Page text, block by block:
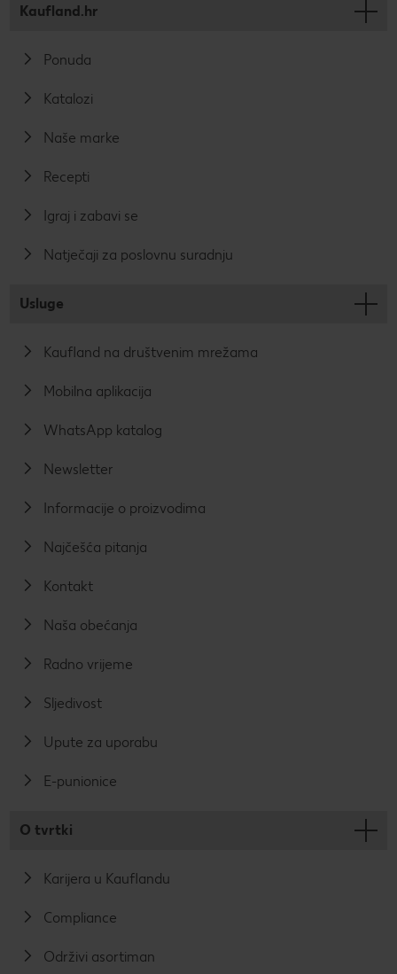
Kaufland.hr
Ponuda
Katalozi
Naše marke
Recepti
Igraj i zabavi se
Natječaji za poslovnu suradnju
Usluge
Kaufland na društvenim mrežama
Mobilna aplikacija
WhatsApp katalog
Newsletter
Informacije o proizvodima
Najčešća pitanja
Kontakt
Naša obećanja
Radno vrijeme
Sljedivost
Upute za uporabu
E-punionice
O tvrtki
Karijera u Kauflandu
Compliance
Održivi asortiman